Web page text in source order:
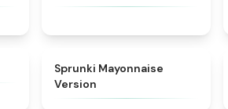
Sprunki Mayonnaise
Version